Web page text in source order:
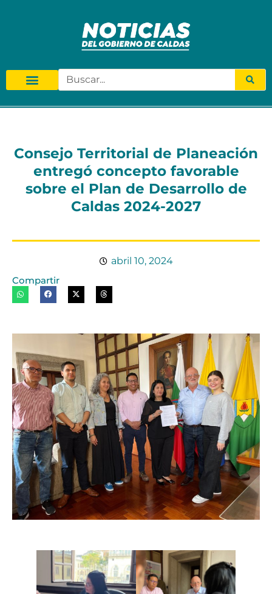
Consejo Territorial de Planeación
entregó concepto favorable
sobre el Plan de Desarrollo de
Caldas 2024-2027
abril 10, 2024
Compartir